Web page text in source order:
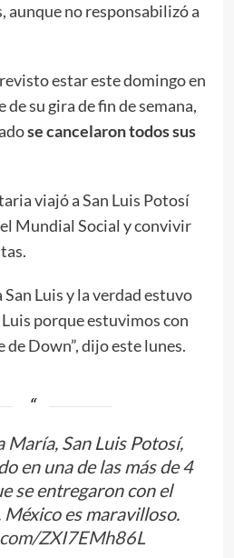
aunque no responsabilizó a
estar este domingo en
su gira de fin de semana,
se cancelaron todos sus
viajó a San Luis Potosí
Mundial Social y convivir
Luis y la verdad estuvo
porque estuvimos con
Down”, dijo este lunes.
María, San Luis Potosí,
en una de las más de 4
se entregaron con el
es maravilloso.
ZXI7EMh86L